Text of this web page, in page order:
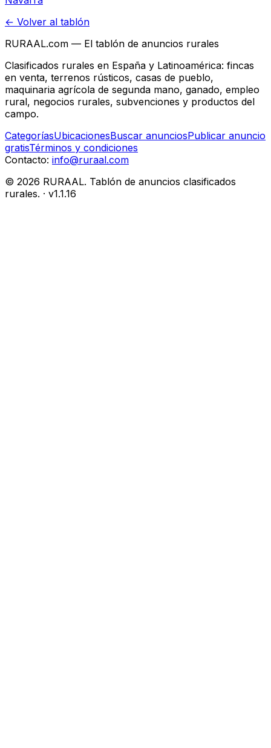
← Volver al tablón
RURAAL.com — El tablón de anuncios rurales
Clasificados rurales en España y Latinoamérica: fincas
en venta, terrenos rústicos, casas de pueblo,
maquinaria agrícola de segunda mano, ganado, empleo
rural, negocios rurales, subvenciones y productos del
campo.
CategoríasUbicacionesBuscar anunciosPublicar anuncio
gratisTérminos y condiciones
Contacto: info@ruraal.com
© 2026 RURAAL. Tablón de anuncios clasificados
rurales. · v1.1.16